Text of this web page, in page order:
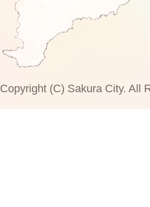
Copyright (C) Sakura City. All